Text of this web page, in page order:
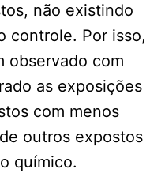
não existindo
controle. Por isso,
observado com
as exposições
com menos
outros expostos
químico.